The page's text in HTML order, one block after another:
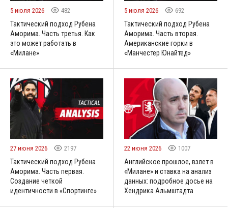
5 июля 2026 482
Тактический подход Рубена
Аморима. Часть третья. Как
это может работать в
«Милане»
5 июля 2026 692
Тактический подход Рубена
Аморима. Часть вторая.
Американские горки в
«Манчестер Юнайтед»
27 июня 2026 2197
Тактический подход Рубена
Аморима. Часть первая.
Создание четкой
идентичности в «Спортинге»
22 июня 2026 1007
Английское прошлое, взлет в
«Милане» и ставка на анализ
данных: подробное досье на
Хендрика Альмштадта